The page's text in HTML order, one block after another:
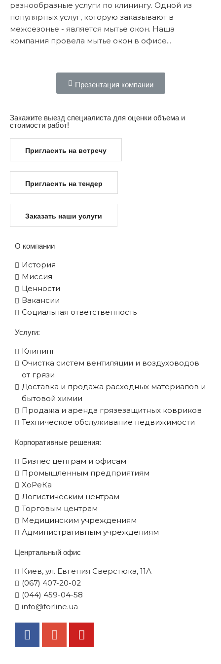
разнообразные услуги по клинингу. Одной из
популярных услуг, которую заказывают в
межсезонье - является мытье окон. Наша
компания провела мытье окон в офисе...
Презентация компании
Закажите выезд специалиста для оценки объема и
стоимости работ!
Пригласить на встречу
Пригласить на тендер
Заказать наши услуги
О компании
История
Миссия
Ценности
Вакансии
Социальная ответственность
Услуги:
Клининг
Очистка систем вентиляции и воздуховодов
от грязи
Доставка и продажа расходных материалов и
бытовой химии
Продажа и аренда грязезащитных ковриков
Техническое обслуживание недвижимости
Корпоративные решения:
Бизнес центрам и офисам
Промышленным предприятиям
XоРеКа
Логистическим центрам
Торговым центрам
Медицинским учреждениям
Административным учреждениям
Ценртальный офис
Киев, ул. Евгения Сверстюка, 11А
(067) 407-20-02
(044) 459-04-58
info@forline.ua